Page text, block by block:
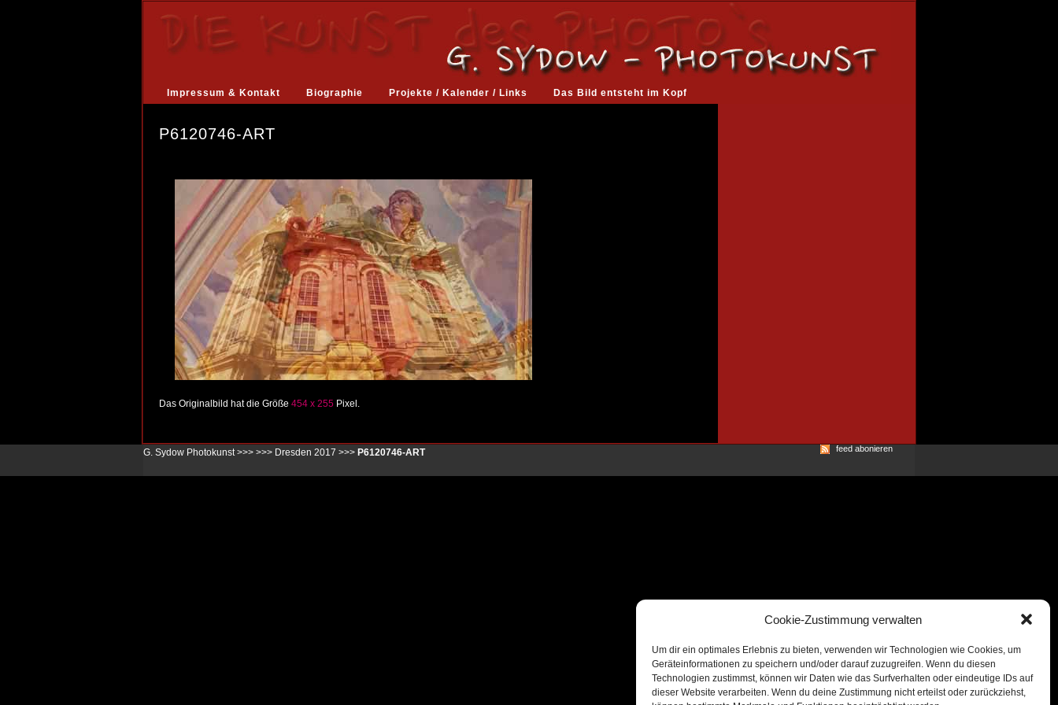
Cookie-Zustimmung verwalten
Um dir ein optimales Erlebnis zu bieten, verwenden wir Technologien wie Cookies, um
Geräteinformationen zu speichern und/oder darauf zuzugreifen. Wenn du diesen
Technologien zustimmst, können wir Daten wie das Surfverhalten oder eindeutige IDs auf
dieser Website verarbeiten. Wenn du deine Zustimmung nicht erteilst oder zurückziehst,
Impressum & Kontakt Biographie Projekte / Kalender / Links Das Bild entsteht im Kopf
P6120746-ART
Das Originalbild hat die Größe 454 x 255 Pixel.
G. Sydow Photokunst >>> >>> Dresden 2017 >>> P6120746-ART feed abonieren